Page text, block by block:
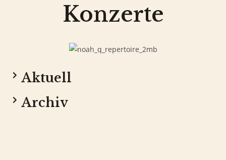
Konzerte
Aktuell
Archiv